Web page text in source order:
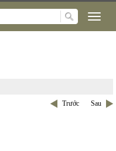
Trước Sau